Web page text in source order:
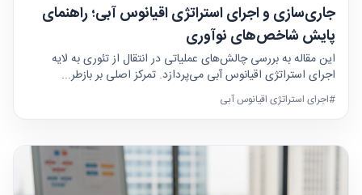
جاری‌سازی و اجرای استراتژی اقیانوس آبی؛ راهنمای
پایش شاخص‌های نوآوری
این مقاله به بررسی چالش‌های عملیاتی در انتقال از تئوری به لایه
اجرای استراتژی اقیانوس آبی می‌پردازد. تمرکز اصلی بر بازطر...
#اجرای استراتژی اقیانوس آبی